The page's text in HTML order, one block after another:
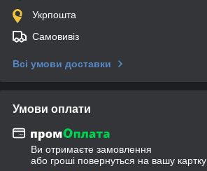
Укрпошта
Самовивіз
Всі умови доставки
Умови оплати
Ви отримаєте замовлення
або гроші повернуться на вашу картку